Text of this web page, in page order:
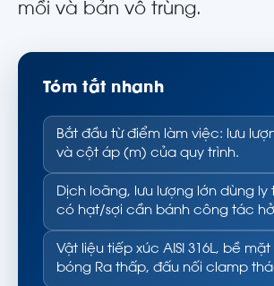
mồi và bản vô trùng.
Tóm tắt nhanh
Bắt đầu từ điểm làm việc: lưu
và cột áp (m) của quy trình.
Dịch loãng, lưu lượng lớn dùng ly
có hạt/sợi cần bánh công tác
Vật liệu tiếp xúc AISI 316L, bề
bóng Ra thấp, đấu nối clamp